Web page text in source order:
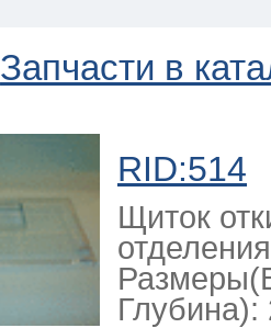
Запчасти в
RID:514
Щиток
Глубина):